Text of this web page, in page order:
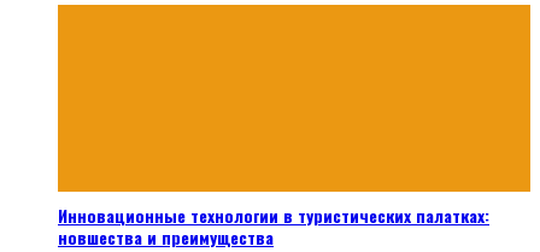
Инновационные технологии в туристических палатках:
новшества и преимущества